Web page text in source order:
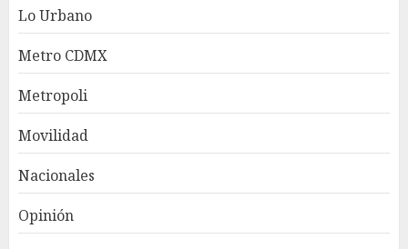
Lo Urbano
Metro CDMX
Metropoli
Movilidad
Nacionales
Opinión